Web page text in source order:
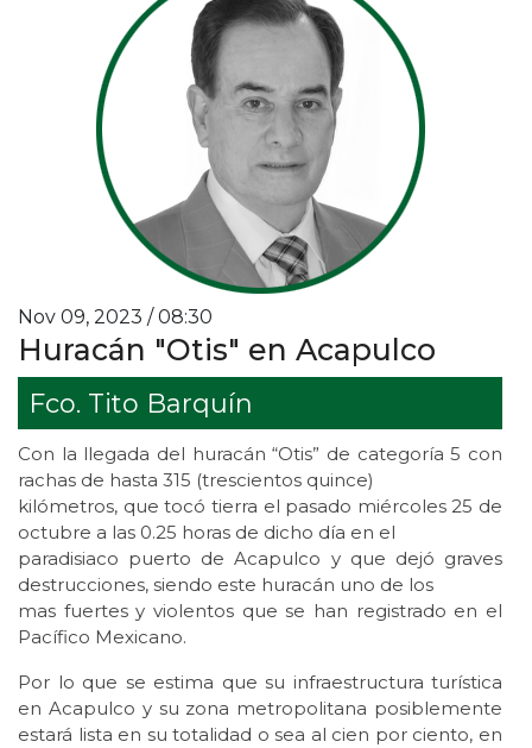
Nov 09, 2023 / 08:30
Huracán "Otis" en Acapulco
Fco. Tito Barquín
Con la llegada del huracán “Otis” de categoría 5 con
rachas de hasta 315 (trescientos quince)
kilómetros, que tocó tierra el pasado miércoles 25 de
octubre a las 0.25 horas de dicho día en el
paradisiaco puerto de Acapulco y que dejó graves
destrucciones, siendo este huracán uno de los
mas fuertes y violentos que se han registrado en el
Pacífico Mexicano.
Por lo que se estima que su infraestructura turística
en Acapulco y su zona metropolitana posiblemente
estará lista en su totalidad o sea al cien por ciento, en